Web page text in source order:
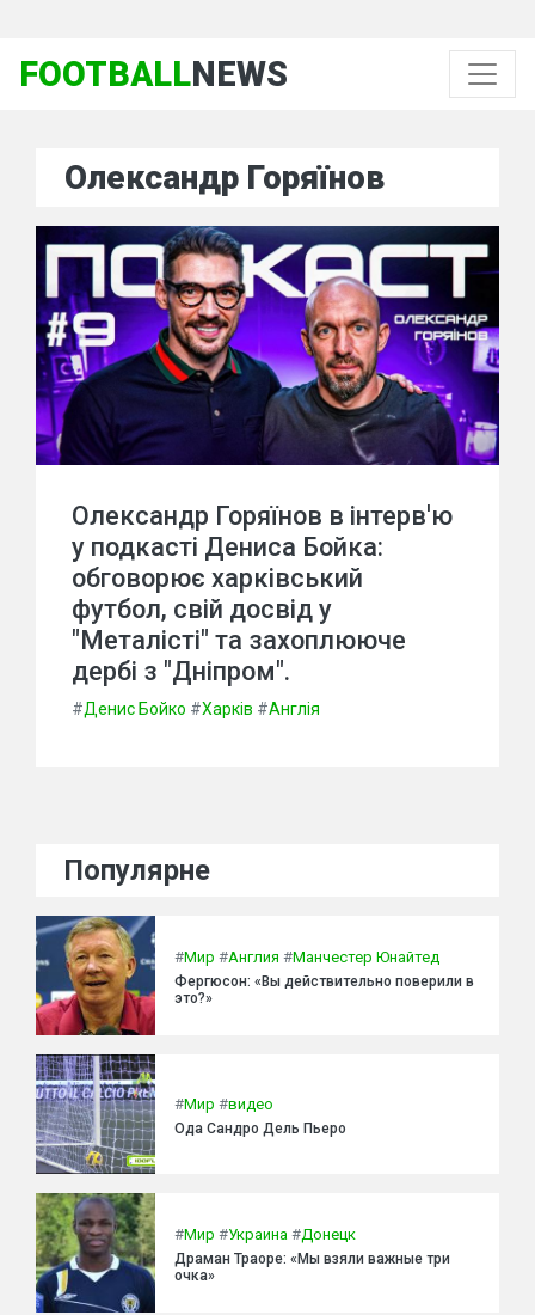
FOOTBALLNEWS
Олександр Горяїнов
Олександр Горяїнов в інтерв'ю
у подкасті Дениса Бойка:
обговорює харківський
футбол, свій досвід у
"Металісті" та захоплююче
дербі з "Дніпром".
#Денис Бойко #Харків #Англія
Популярне
#Мир #Англия #Манчестер Юнайтед
Фергюсон: «Вы действительно поверили в
это?»
#Мир #видео
Ода Сандро Дель Пьеро
#Мир #Украина #Донецк
Драман Траоре: «Мы взяли важные три
очка»